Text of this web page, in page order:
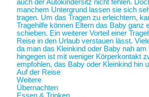
auch der Autokindersitz nicht fehlen.
manchem Untergrund lassen sie sich
tragen. Um das Tragen zu erleichtern,
Tragehilfe können Eltern das Baby ganz
schieben. Ein weiterer Vorteil einer
Reise in den Urlaub verstauen lässt.
da man das Kleinkind oder Baby nah
hingegen ist mit weniger Körperkontakt
empfohlen, das Baby oder Kleinkind hin
Auf der Reise
Weitere
Übernachten